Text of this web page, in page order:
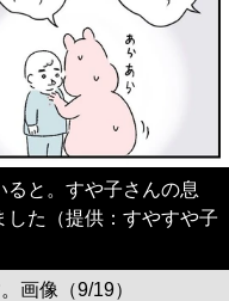
と。すや子さんの息
た（提供：すやすや子
画像（9/19）